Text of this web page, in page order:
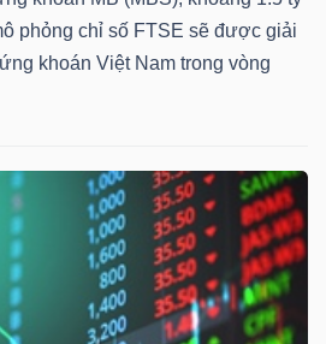
phỏng chỉ số FTSE sẽ được giải
khoán Việt Nam trong vòng